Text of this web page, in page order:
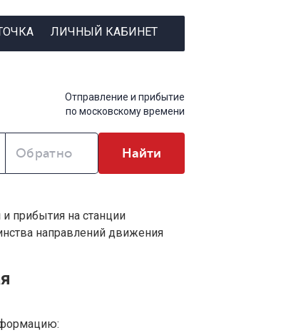
ЛИЧНЫЙ КАБИНЕТ
Отправление и прибытие
по московскому времени
Обратно Найти
прибытия на станции
направлений движения